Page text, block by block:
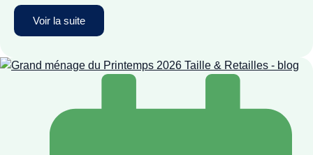
Voir la suite